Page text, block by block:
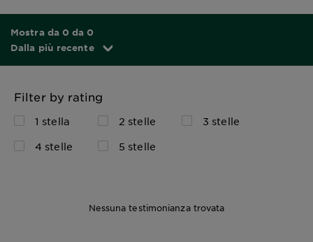
Mostra da 0 da 0
Dalla più recente
Filter by rating
1 stella 2 stelle
3 stelle
4 stelle
5 stelle
Nessuna testimonianza trovata